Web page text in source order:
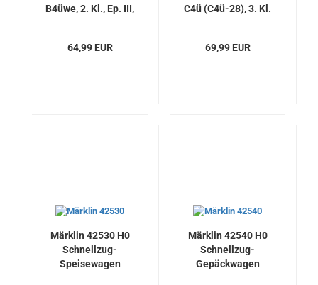
B4üwe, 2. Kl., Ep. III,
64,99 EUR
C4ü (C4ü-28), 3. Kl.
"Sachsenstolz", Neu
69,99 EUR
Märklin 42530 H0
Schnellzug-
Speisewagen
Märklin 42540 H0
Schnellzug-
Gepäckwagen